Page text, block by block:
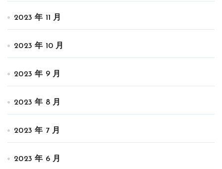
2023 年 11 月
2023 年 10 月
2023 年 9 月
2023 年 8 月
2023 年 7 月
2023 年 6 月